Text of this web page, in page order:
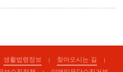
생활법령정보 | 찾아오시는 길 |